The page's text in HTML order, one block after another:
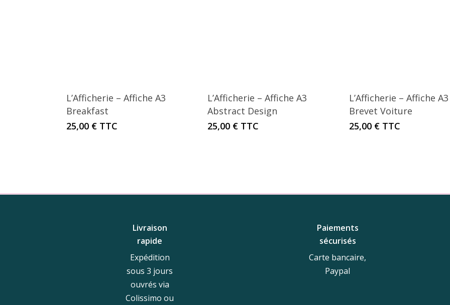
L’Afficherie – Affiche A3
Breakfast
25,00 € TTC
L’Afficherie – Affiche A3
Abstract Design
25,00 € TTC
L’Afficherie – Affiche A3
Brevet Voiture
25,00 € TTC
Livraison
rapide
Expédition
sous 3 jours
ouvrés via
Colissimo ou
Paiements
sécurisés
Carte bancaire,
Paypal